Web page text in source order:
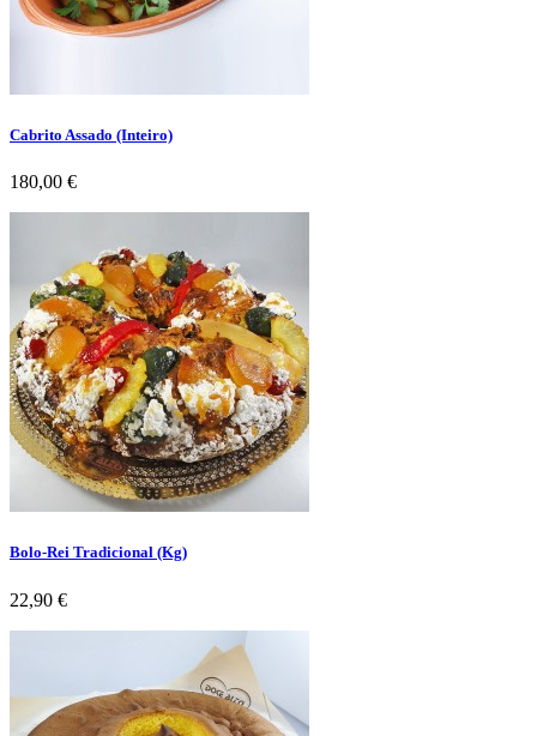
Cabrito Assado (Inteiro)
Preço
180,00 €
Bolo-Rei Tradicional (Kg)
Preço
22,90 €